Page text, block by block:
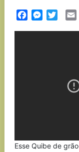
Facebook
Esse Quibe de